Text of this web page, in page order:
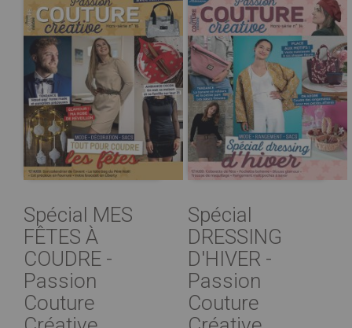
Spécial MES
FÊTES À
COUDRE -
Passion
Couture
Spécial
DRESSING
D'HIVER -
Passion
Couture